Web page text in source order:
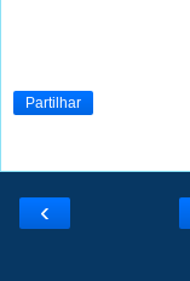
Partilhar
‹